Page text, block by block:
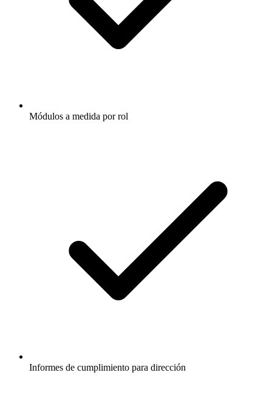
Módulos a medida por rol
Informes de cumplimiento para dirección